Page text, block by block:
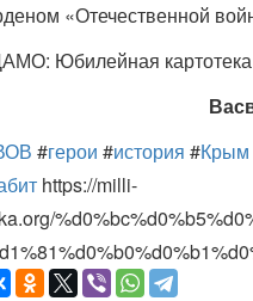
«Отечественной
Юбилейная
#герои #история #Крым
https://milli-